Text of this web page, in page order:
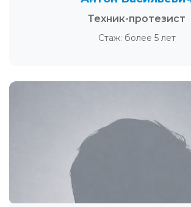
Техник-протезист
Стаж: более 5 лет